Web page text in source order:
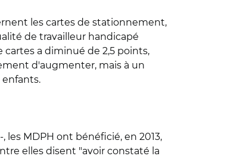
les cartes de stationnement,
de travailleur handicapé
cartes a diminué de 2,5 points,
d'augmenter, mais à un
enfants.
MDPH ont bénéficié, en 2013,
elles disent "avoir constaté la